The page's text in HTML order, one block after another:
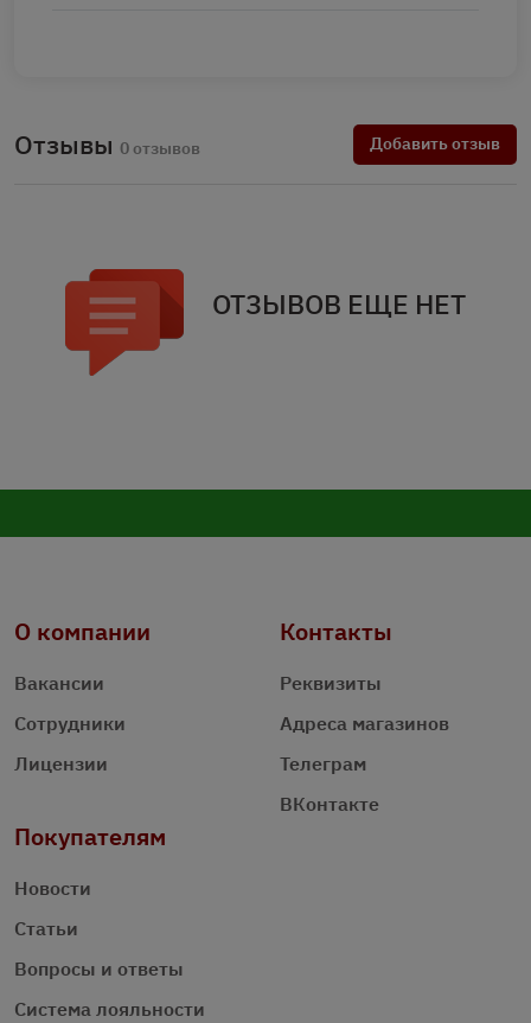
Отзывы 0 отзывов Добавить отзыв
ОТЗЫВОВ ЕЩЕ НЕТ
О компании
Вакансии
Сотрудники
Лицензии
Контакты
Реквизиты
Адреса магазинов
Телеграм
ВКонтакте
Покупателям
Новости
Статьи
Вопросы и ответы
Система лояльности